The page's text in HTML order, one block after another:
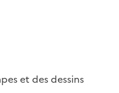
et des dessins